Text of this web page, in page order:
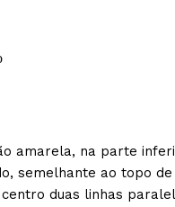
amarela, na parte
semelhante ao topo
duas linhas